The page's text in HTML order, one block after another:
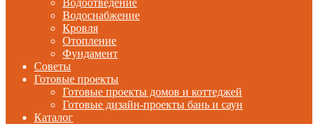
Водоотведение
Водоснабжение
Кровля
Отопление
Фундамент
Советы
Готовые проекты
Готовые проекты домов и коттеджей
Готовые дизайн-проекты бань и саун
Каталог